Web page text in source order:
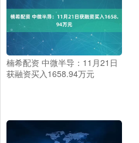
楠希配资 中微半导：11月21日
获融资买入1658.94万元